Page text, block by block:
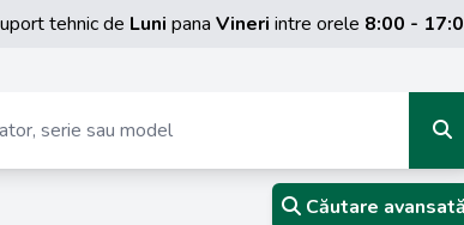
tehnic de Luni pana Vineri intre orele 8:00 -
Căutare